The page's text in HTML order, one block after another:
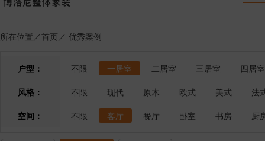
所在位置／首页 ／ 优秀案例
户型： 不限 一居室 二居室 三居室
四居室
风格：
不限 现代 原木 欧式 美式
法
空间：
不限 客厅 餐厅 卧室 书房 厨